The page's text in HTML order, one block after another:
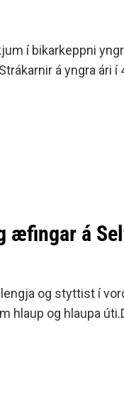
í bikarkeppni
á yngra ári í
æfingar á
og styttist í
hlaup og hlaupa